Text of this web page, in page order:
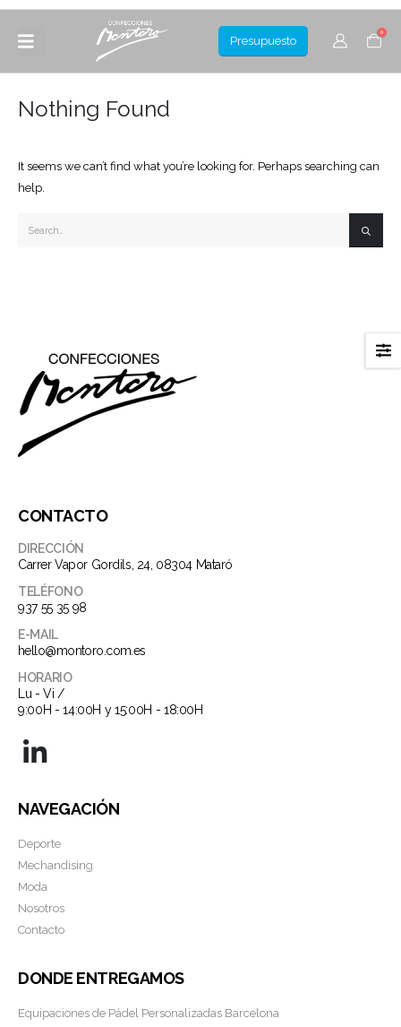
Presupuesto
0
Nothing Found
It seems we can’t find what you’re looking for. Perhaps searching can
help.
CONTACTO
DIRECCIÓN
Carrer Vapor Gordils, 24, 08304 Mataró
TELÉFONO
937 55 35 98
E-MAIL
hello@montoro.com.es
HORARIO
Lu - Vi /
9:00H - 14:00H y 15:00H - 18:00H
NAVEGACIÓN
Deporte
Mechandising
Moda
Nosotros
Contacto
DONDE ENTREGAMOS
Equipaciones de Pádel Personalizadas Barcelona